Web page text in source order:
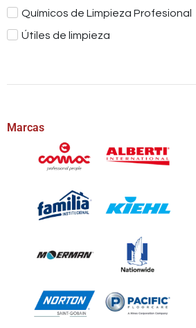
Químicos de Limpieza Profesional
Útiles de limpieza
Marcas